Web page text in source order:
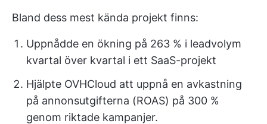
Bland dess mest kända projekt finns:
Uppnådde en ökning på 263 % i leadvolym
kvartal över kvartal i ett SaaS-projekt
Hjälpte OVHCloud att uppnå en avkastning
på annonsutgifterna (ROAS) på 300 %
genom riktade kampanjer.